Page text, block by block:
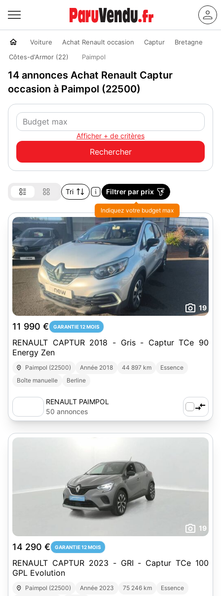
Voiture Achat Renault occasion Captur
Bretagne
Côtes-d'Armor (22)
Paimpol
14 annonces Achat Renault Captur
occasion à Paimpol (22500)
Afficher + de critères
Tri Filtrer par prix
Indiquez votre budget max
19
11 990 € GARANTIE 12 MOIS
RENAULT CAPTUR 2018 - Gris - Captur TCe 90
Energy Zen
Paimpol (22500) Année 2018 44 897 km
Essence
Boîte manuelle
Berline
RENAULT PAIMPOL
50 annonces
19
14 290 € GARANTIE 12 MOIS
RENAULT CAPTUR 2023 - GRI - Captur TCe 100
GPL Evolution
Paimpol (22500) Année 2023 75 246 km
Essence